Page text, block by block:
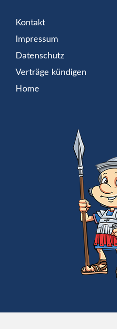
Kontakt
Impressum
Datenschutz
Verträge kündigen
Home